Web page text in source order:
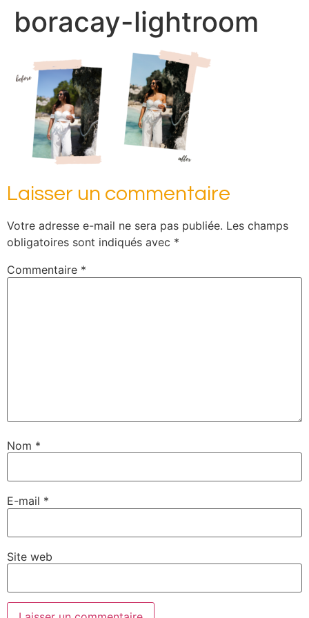
boracay-lightroom
Laisser un commentaire
Votre adresse e-mail ne sera pas publiée. Les champs
obligatoires sont indiqués avec *
Commentaire *
Nom *
E-mail *
Site web